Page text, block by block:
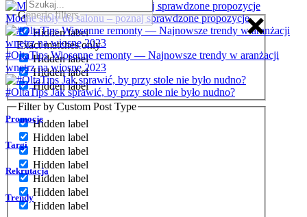
Generic filters
Hidden label
Exact matches only
Hidden label
Hidden label
Hidden label
Filter by Custom Post Type
Hidden label
Hidden label
Hidden label
Hidden label
Hidden label
Hidden label
Hidden label
Modne stoły do salonu – poznaj sprawdzone propozycje
#OltaTips Wiosenne remonty — Najnowsze trendy w aranżacji
wnętrz na wiosnę 2023
#OltaTips Jak sprawić, by przy stole nie było nudno?
Promocje
Targi
Rekrutacja
Trendy